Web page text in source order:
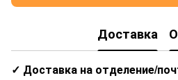
Доставка
✓ Доставка на отделение/